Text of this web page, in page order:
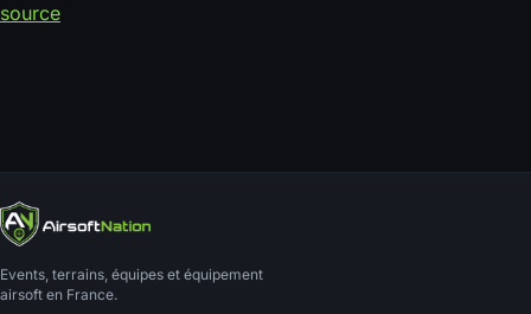
source
Events, terrains, équipes et équipement
airsoft en France.